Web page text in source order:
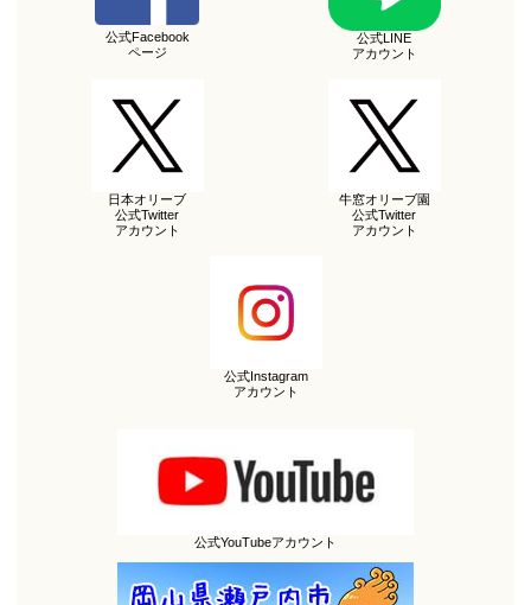
公式Facebook
ページ
公式LINE
アカウント
日本オリーブ
公式Twitter
アカウント
牛窓オリーブ園
公式Twitter
アカウント
公式Instagram
アカウント
公式YouTubeアカウント